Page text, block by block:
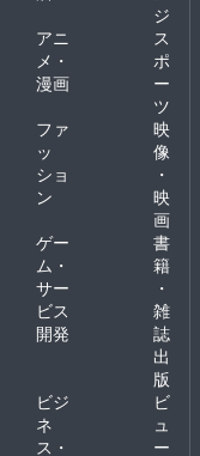
ジ
アニ
メ・
漫画
ス
ポ
ー
ツ
ファ
ッ
ショ
ン
映
像
・
映
画
ゲー
ム・
サー
ビス
開発
書
籍
・
雑
誌
出
版
ビジ
ネ
ス・
ビ
ュ
ー